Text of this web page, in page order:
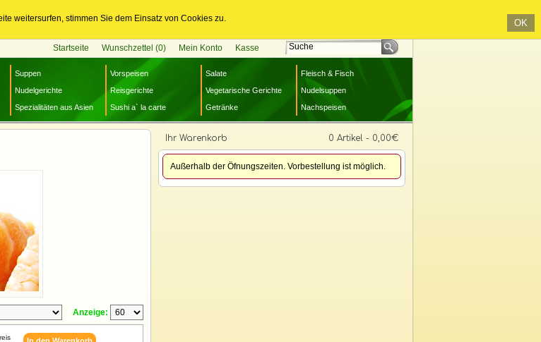
OK
weitersurfen, stimmen Sie dem Einsatz von Cookies zu.
Startseite Wunschzettel (0) Mein Konto Kasse
Suppen Vorspeisen Salate
Fleisch & Fisch
Nudelgerichte
Reisgerichte Vegetarische Gerichte
Nudelsuppen
Spezialitäten aus Asien
Sushi a` la carte Getränke Nachspeisen
Ihr Warenkorb 0 Artikel - 0,00€
Außerhalb der Öfnungszeiten. Vorbestellung ist möglich.
Anzeige: